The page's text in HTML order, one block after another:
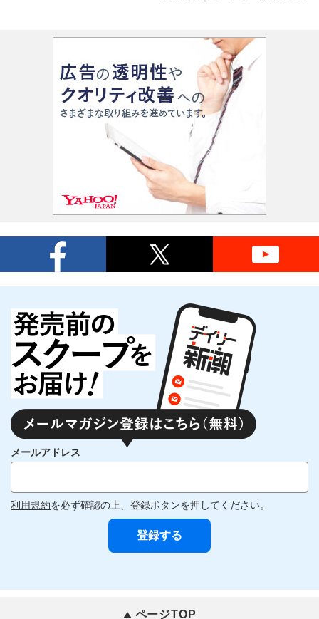
メールアドレス
利用規約を必ず確認の上、登録ボタンを押してください。
ページTOP